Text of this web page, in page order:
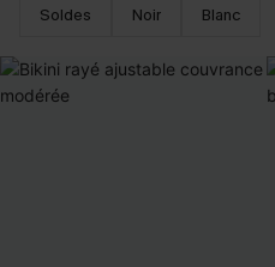
Soldes Noir Blanc